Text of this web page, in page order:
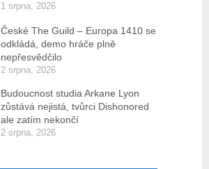
1 srpna, 2026
České The Guild – Europa 1410 se
odkládá, demo hráče plně
nepřesvědčilo
2 srpna, 2026
Budoucnost studia Arkane Lyon
zůstává nejistá, tvůrci Dishonored
ale zatím nekončí
2 srpna, 2026